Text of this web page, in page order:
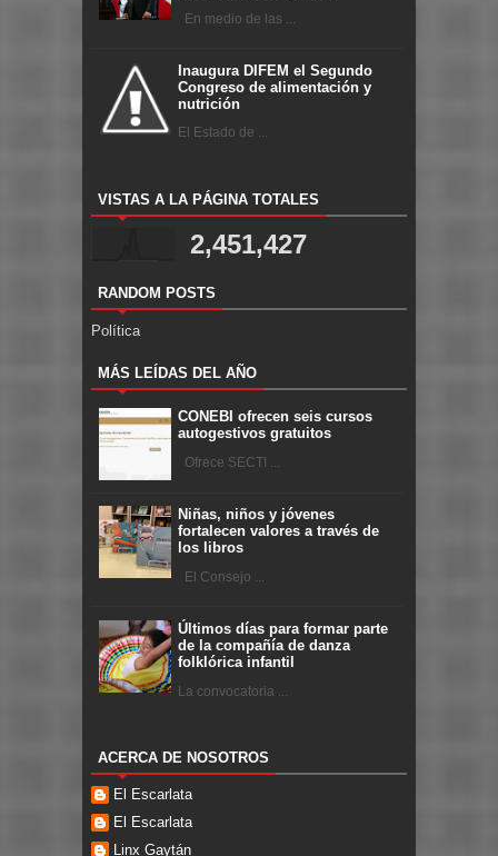
En medio de las ...
Inaugura DIFEM el Segundo
Congreso de alimentación y
nutrición
El Estado de ...
VISTAS A LA PÁGINA TOTALES
2,451,427
RANDOM POSTS
Política
MÁS LEÍDAS DEL AÑO
CONEBI ofrecen seis cursos
autogestivos gratuitos
Ofrece SECTI ...
Niñas, niños y jóvenes
fortalecen valores a través de
los libros
El Consejo ...
Últimos días para formar parte
de la compañía de danza
folklórica infantil
La convocatoria ...
ACERCA DE NOSOTROS
El Escarlata
El Escarlata
Linx Gaytán